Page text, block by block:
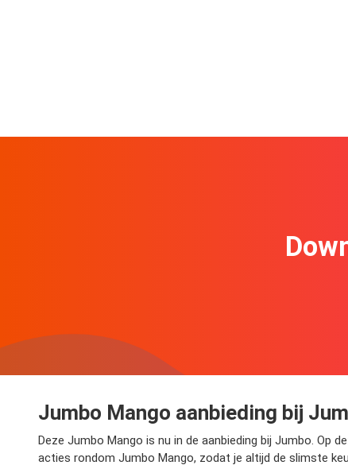
Jumbo Mango aanbieding bij
Deze Jumbo Mango is nu in de aanbieding bij Jumbo. Op
acties rondom Jumbo Mango, zodat je altijd de slimste